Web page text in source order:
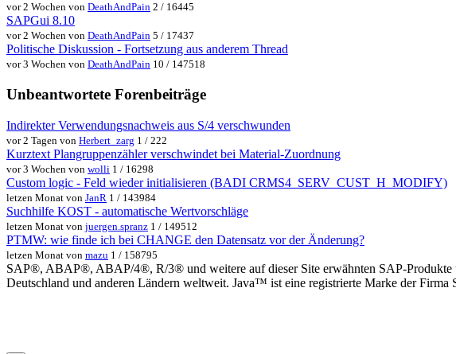
vor 2 Wochen von DeathAndPain 2 / 16445
SAPGui 8.10
vor 2 Wochen von DeathAndPain 5 / 17437
Politische Diskussion - Fortsetzung aus anderem Thread
vor 3 Wochen von DeathAndPain 10 / 147518
Unbeantwortete Forenbeiträge
Indirekter Verwendungsnachweis aus S/4 verschwunden
vor 2 Tagen von Herbert_zarg 1 / 222
Kurztext Plangruppenzähler verschwindet bei Material-Zuordnung
vor 3 Wochen von wolli 1 / 16298
Custom logic - Feld wieder initialisieren (BADI CRMS4_SERV_CUST_H_MODIFY)
letzen Monat von JanR 1 / 143984
Suchhilfe KOST - automatische Wertvorschläge
letzen Monat von juergen.spranz 1 / 149512
PTMW: wie finde ich bei CHANGE den Datensatz vor der Änderung?
letzen Monat von mazu 1 / 158795
SAP®, ABAP®, ABAP/4®, R/3® und weitere auf dieser Site erwähnten SAP-Produkte
Deutschland und anderen Ländern weltweit. Java™ ist eine registrierte Marke der Firma